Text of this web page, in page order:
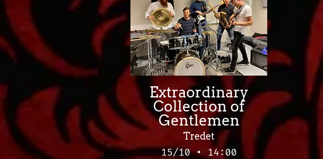
Extraordinary
Collection of
Gentlemen
Tredet
15/10 • 14:00